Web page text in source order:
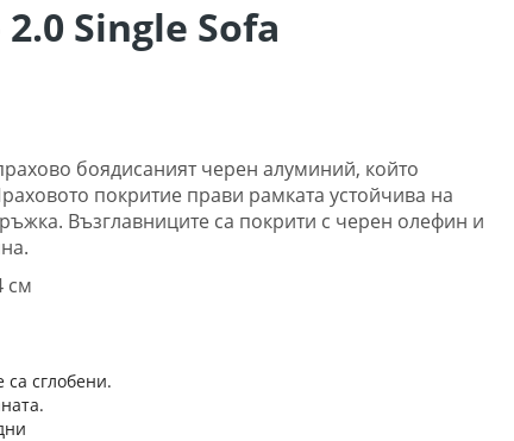
Single Sofa
боядисаният черен алуминий, който
покритие прави рамката устойчива на
Възглавниците са покрити с черен олефин и
см
са сглобени.